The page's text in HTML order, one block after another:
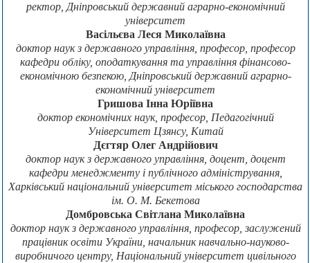
ректор, Дніпровський державний аграрно-економічний
університет
Васільєва Леся Миколаївна
доктор наук з державного управління, професор, професор
кафедри обліку, оподаткування та управління фінансово-
економічною безпекою, Дніпровський державний аграрно-
економічний університет
Гришова Інна Юріївна
доктор економічних наук, професор, Педагогічний
Університет Цзянсу, Китай
Дєгтяр Олег Андрійович
доктор наук з державного управління, доцент, доцент
кафедри менеджменту і публічного адміністрування,
Харківський національний університет міського господарства
ім. О. М. Бекетова
Домбровська Світлана Миколаївна
доктор наук з державного управління, професор, заслужений
працівник освіти України, начальник навчально-науково-
виробничого центру, Національний університет цивільного